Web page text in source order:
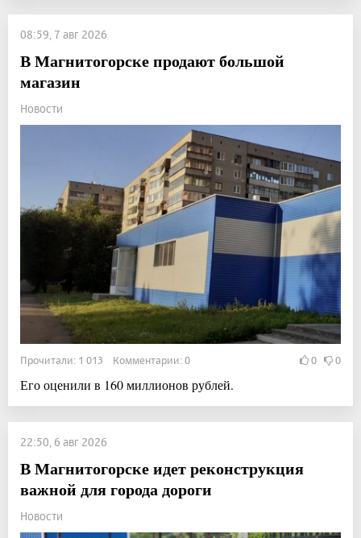
08:59, 7 авг 2026
В Магнитогорске продают большой
магазин
Новости
Прочитали: 1 013 Комментарии: 0 0 0
Его оценили в 160 миллионов рублей.
22:50, 6 авг 2026
В Магнитогорске идет реконструкция
важной для города дороги
Новости